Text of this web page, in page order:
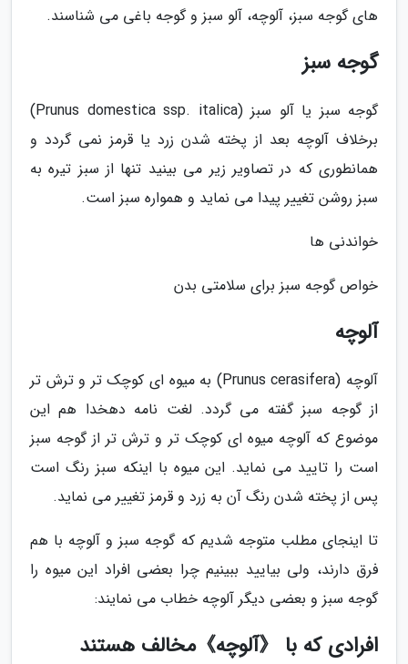
های گوجه سبز، آلوچه، آلو سبز و گوجه باغی می شناسند.
گوجه سبز
گوجه سبز یا آلو سبز (Prunus domestica ssp. italica)
برخلاف آلوچه بعد از پخته شدن زرد یا قرمز نمی گردد و
همانطوری که در تصاویر زیر می بینید تنها از سبز تیره به
سبز روشن تغییر پیدا می نماید و همواره سبز است.
خواندنی ها
خواص گوجه سبز برای سلامتی بدن
آلوچه
آلوچه (Prunus cerasifera) به میوه ای کوچک تر و ترش تر
از گوجه سبز گفته می گردد. لغت نامه دهخدا هم این
موضوع که آلوچه میوه ای کوچک تر و ترش تر از گوجه سبز
است را تایید می نماید. این میوه با اینکه سبز رنگ است
پس از پخته شدن رنگ آن به زرد و قرمز تغییر می نماید.
تا اینجای مطلب متوجه شدیم که گوجه سبز و آلوچه با هم
فرق دارند، ولی بیایید ببینیم چرا بعضی افراد این میوه را
گوجه سبز و بعضی دیگر آلوچه خطاب می نمایند:
افرادی که با 《آلوچه》مخالف هستند